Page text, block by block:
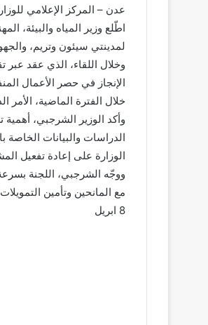
عدن – المركز الإعلامي
اطّلع وزير المياه
لمدينتي سيئون وتريم،
وخلال اللقاء، الذي عقد عبر
الإنجاز في حصر الأعمال
خلال الفترة الماضية،
وأكد الوزير الشرجبي،
الدراسات والبيانات
الوزارة على إعادة تفعيل
ووجّه الشرجبي، اللجنة
مع المانحين وتأمين
8 ابريل